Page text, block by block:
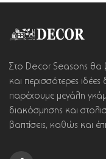
Στο Decor Seasons θα
και περισσότερες
παρέχουμε μεγάλη
διακόσμησης και
βαπτίσεις, καθώς και